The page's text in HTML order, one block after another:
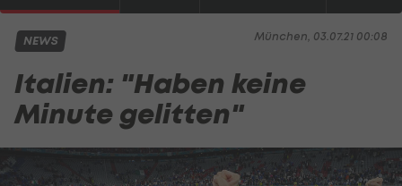
München, 03.07.21 00:08
NEWS
Italien: "Haben keine
Minute gelitten"